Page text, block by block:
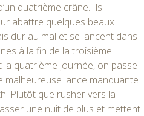
quatrième crâne. Ils
abattre quelques beaux
dur au mal et se lancent dans
à la fin de la troisième
quatrième journée, on passe
malheureuse lance manquante
Plutôt que rusher vers la
une nuit de plus et mettent